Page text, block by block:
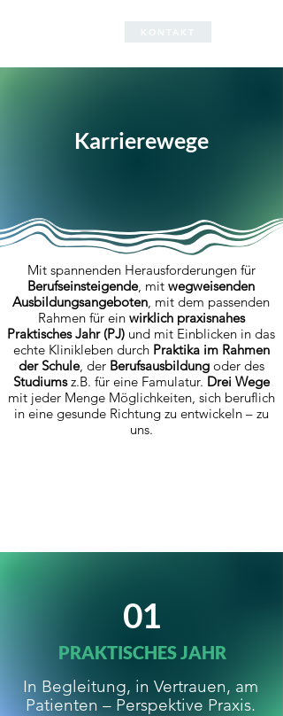
Karrierewege
Mit spannenden Herausforderungen für
Berufseinsteigende, mit wegweisenden
Ausbildungsangeboten, mit dem passenden
Rahmen für ein wirklich praxisnahes
Praktisches Jahr (PJ) und mit Einblicken in das
echte Klinikleben durch Praktika im Rahmen
der Schule, der Berufsausbildungoder des
Studiumsz.B. für eine Famulatur. Drei Wege
mit jeder Menge Möglichkeiten, sich beruflich
in eine gesunde Richtung zu entwickeln – zu
uns.
01
PRAKTISCHES JAHR
In Begleitung, in Vertrauen, am
Patienten – Perspektive Praxis.